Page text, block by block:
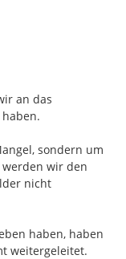
an das
sondern um
wir den
nicht
haben, haben
weitergeleitet.